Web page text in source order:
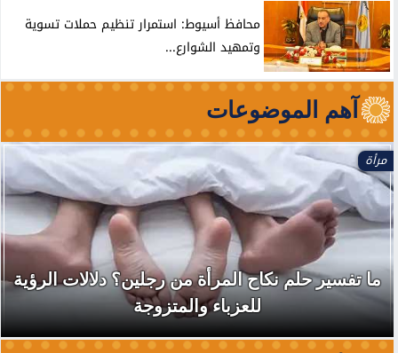
محافظ أسيوط: استمرار تنظيم حملات تسوية
وتمهيد الشوارع...
آهم الموضوعات
مرأة
ما تفسير حلم نكاح المرأة من رجلين؟ دلالات الرؤية
للعزباء والمتزوجة